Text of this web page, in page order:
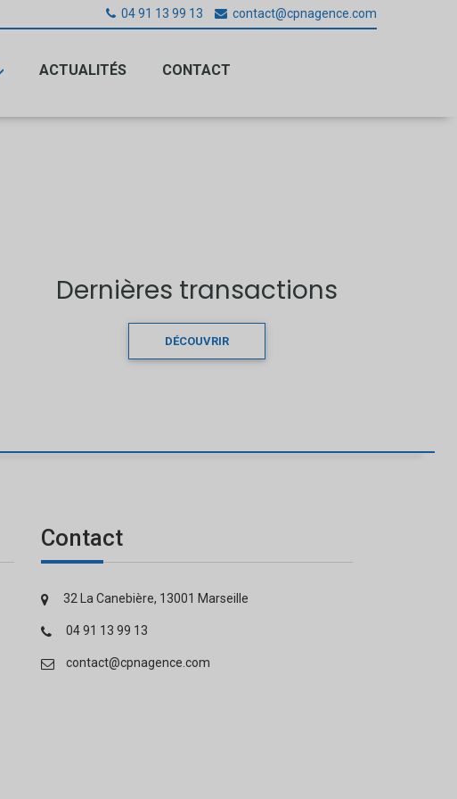
04 91 13 99 13 contact@cpnagence.com
ACTUALITÉS CONTACT
Dernières transactions
DÉCOUVRIR
Contact
32 La Canebière, 13001 Marseille
04 91 13 99 13
contact@cpnagence.com